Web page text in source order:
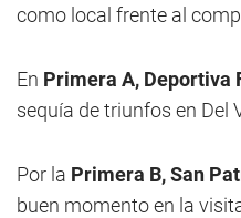
como local frente al
En Primera A, Deportiva
sequía de triunfos en Del
Por la Primera B, San
buen momento en la